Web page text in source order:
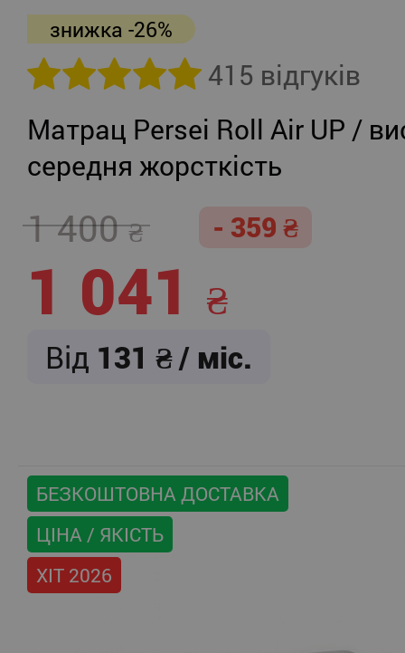
знижка -26%
415 відгуків
Матрац Persei Roll Air UP /
середня жорсткість
1 400 - 359
1 041
Від 131 / міс.
БЕЗКОШТОВНА ДОСТАВКА
ЦІНА / ЯКІСТЬ
ХІТ 2026